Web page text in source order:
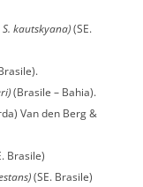
kautskyana) (SE.
(Brasile – Bahia).
Van den Berg &
Brasile)
(SE. Brasile)